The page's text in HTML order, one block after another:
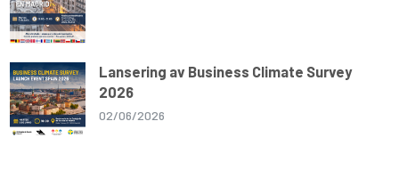
Lansering av Business Climate Survey
2026
02/06/2026